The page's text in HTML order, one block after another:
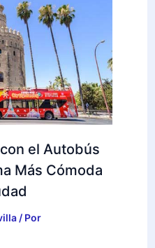
el Autobús
Más Cómoda
/ Por